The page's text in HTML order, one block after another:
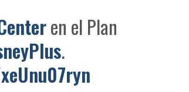
en el Plan
.